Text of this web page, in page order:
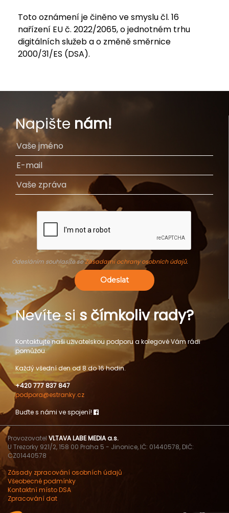
Toto oznámení je činěno ve smyslu čl. 16
nařízení EU č. 2022/2065, o jednotném trhu
digitálních služeb a o změně směrnice
2000/31/ES (DSA).
Napište nám!
Odesláním souhlasíte seZásadami ochrany osobních údajů.
Odeslat
Nevíte si s čímkoliv rady?
Kontaktujte naši uživatelskou podporu a kolegové Vám rádi
pomůžou.
Každý všední den od 8 do 16 hodin.
+420 777 837 847
podpora@estranky.cz
Buďte s námi ve spojení!
Provozovatel VLTAVA LABE MEDIA a.s.
U Trezorky 921/2, 158 00 Praha 5 - Jinonice, IČ: 01440578, DIČ:
CZ01440578
Zásady zpracování osobních údajů
Všeobecné podmínky
Kontaktní místo DSA
Zpracování dat